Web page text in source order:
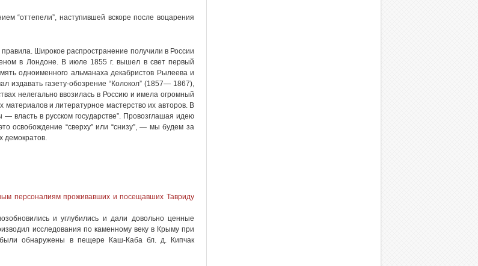
“оттепели”, наступившей вскоре после воцарения
Широкое распространение получили в России
в Лондоне. В июле 1855 г. вышел в свет первый
одноименного альманаха декабристов Рылеева и
издавать газету-обозрение “Колокол” (1857— 1867),
нелегально ввозилась в Россию и имела огромный
материалов и литературное мастерство их авторов. В
власть в русском государстве”. Провозглашая идею
освобождение “сверху” или “снизу”, — мы будем за
демократов.
персоналиям проживавших и посещавших Тавриду
и углубились и дали довольно ценные
исследования по каменному веку в Крыму при
обнаружены в пещере Каш-Каба бл. д. Кипчак